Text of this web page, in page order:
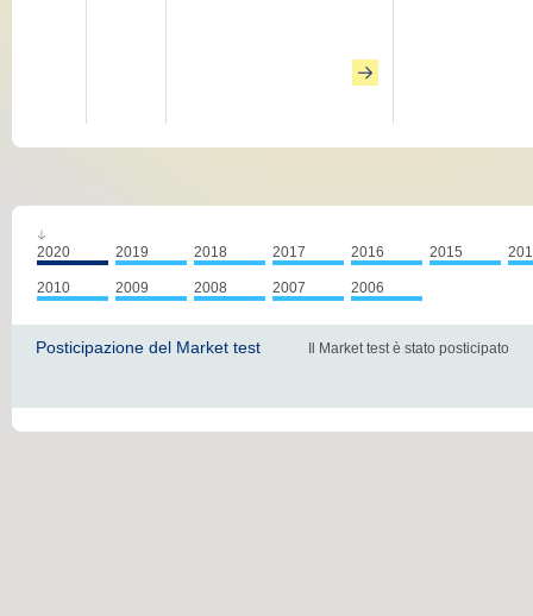
2020 2019 2018 2017 2016 2015
2010 2009 2008 2007 2006
Posticipazione del Market test Il Market test è stato posticipato